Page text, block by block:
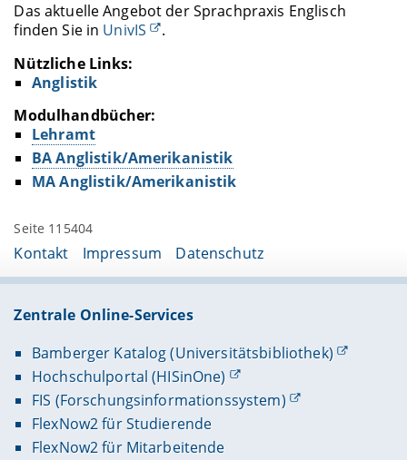
Das aktuelle Angebot der Sprachpraxis Englisch
finden Sie in UnivIS
.
Nützliche Links:
Anglistik
Modulhandbücher:
Lehramt
BA Anglistik/Amerikanistik
MA Anglistik/Amerikanistik
Seite 115404
Kontakt Impressum Datenschutz
Zentrale Online-Services
Bamberger Katalog (Universitätsbibliothek)
Hochschulportal (HISinOne)
FIS (Forschungsinformationssystem)
FlexNow2 für Studierende
FlexNow2 für Mitarbeitende